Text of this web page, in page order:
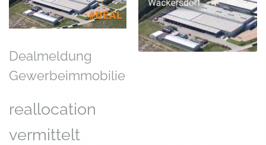
Dealmeldung
Gewerbeimmobilie
reallocation
vermittelt